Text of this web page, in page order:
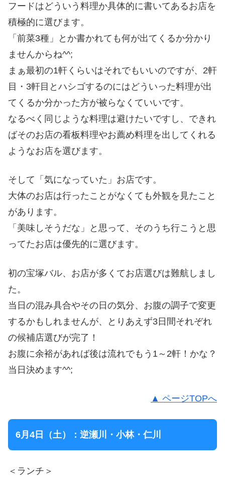
フードはどういう料理か具体的に書いてあるお店を
積極的に選びます。
「前菜3種」とか書かれても何が出てくるか分かり
ませんからね^^;
まぁ最初の1軒くらいはそれでもいいのですが、2軒
目・3軒目とハシゴするのにはどういった料理が出
てくるか分かった方が被らなくていいです。
なるべく同じような料理は避けたいですし、できれ
ばそのお店の看板料理やお薦め料理を出してくれる
ようなお店を選びます。
そして「気になっていた」お店です。
大体のお店は行ったことがなくても外観を見たこと
があります。
「美味しそうだな」と思って、そのうち行こうと思
ってたお店は優先的に選びます。
初の宝塚バル、お店が多くてお店選びは難航しまし
た。
当日の混み具合やその日の気分、お腹の調子で変更
するかもしれませんが、とりあえず3日間それぞれ
の候補店選びが完了！
お腹に余裕があれば後は流れでもう1～2軒！かな？
当日決めます^^;
▲ ページTOPへ
6月4日（土）：逆瀬川・小林・仁川
＜ランチ＞